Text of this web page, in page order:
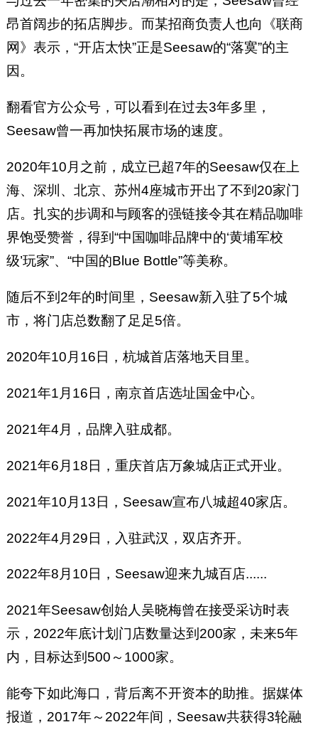
昂首阔步的拓店脚步。而某招商负责人也向《联商
网》表示，“开店太快”正是Seesaw的“落寞”的主
因。
翻看官方公众号，可以看到在过去3年多里，
Seesaw曾一再加快拓展市场的速度。
2020年10月之前，成立已超7年的Seesaw仅在上
海、深圳、北京、苏州4座城市开出了不到20家门
店。扎实的步调和与顾客的强链接令其在精品咖啡
界饱受赞誉，得到“中国咖啡品牌中的‘黄埔军校
级’玩家”、“中国的Blue Bottle”等美称。
随后不到2年的时间里，Seesaw新入驻了5个城
市，将门店总数翻了足足5倍。
2020年10月16日，杭城首店落地天目里。
2021年1月16日，南京首店选址国金中心。
2021年4月，品牌入驻成都。
2021年6月18日，重庆首店万象城店正式开业。
2021年10月13日，Seesaw宣布八城超40家店。
2022年4月29日，入驻武汉，双店齐开。
2022年8月10日，Seesaw迎来九城百店......
2021年Seesaw创始人吴晓梅曾在接受采访时表
示，2022年底计划门店数量达到200家，未来5年
内，目标达到500～1000家。
能夸下如此海口，背后离不开资本的助推。据媒体
报道，2017年～2022年间，Seesaw共获得3轮融